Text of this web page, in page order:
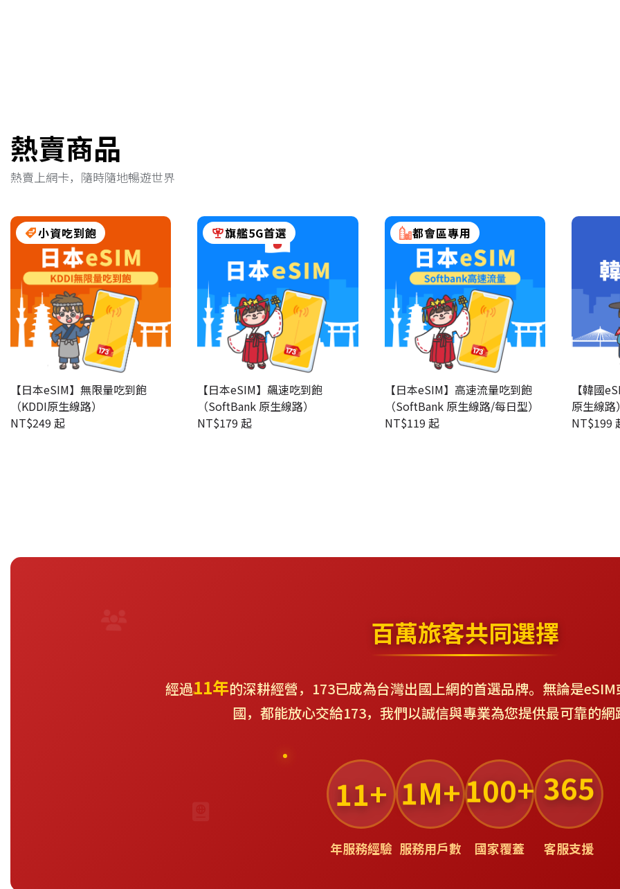
熱賣商品
熱賣上網卡，隨時隨地暢遊世界
小資吃到飽
【日本eSIM】無限量吃到飽
（KDDI原生線路）
NT$249 起
旗艦5G首選
【日本eSIM】飆速吃到飽
（SoftBank 原生線路）
NT$179 起
都會區專用
【日本eSIM】高速流量吃到飽
（SoftBank 原生線路/每日型）
NT$119 起
【韓國
原生線路
NT$199
百萬旅客共同選擇
經過11年的深耕經營，173已成為台灣出國上網的首選品牌。無論是
國，都能放心交給173，我們以誠信與專業為您提供最可靠的
11+
年服務經驗
1M+
服務用戶數
100+
國家覆蓋
365
客服支援